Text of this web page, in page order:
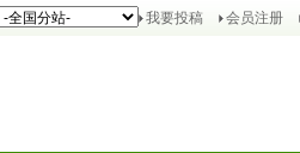
我要投稿 会员注册